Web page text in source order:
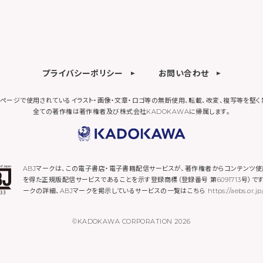
プライバシーポリシー お問い合わせ
ージで使用されているイラスト・画像・文章・ ロゴ等の無断使用、転載、改変、複写等を堅く
全ての著作権は著作権者及び株式会社KADOKAWAに帰属します。
ABJマークは、この電子書店・電子書籍配信サービスが、著作権者からコンテンツ
を得た正規版配信サービスであることを示す登録商標（登録番号 第6091713号）で
ークの詳細、ABJマークを掲示しているサービスの一覧はこちら https://
©KADOKAWA CORPORATION 2026